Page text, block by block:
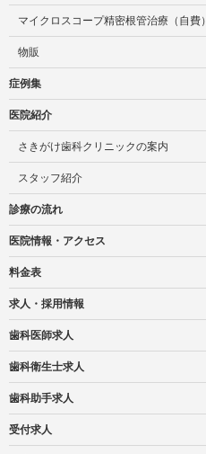
マイクロスコープ精密根管治療（自費）
物販
症例集
医院紹介
さきがけ歯科クリニックの案内
スタッフ紹介
診療の流れ
医院情報・アクセス
料金表
求人・採用情報
歯科医師求人
歯科衛生士求人
歯科助手求人
受付求人